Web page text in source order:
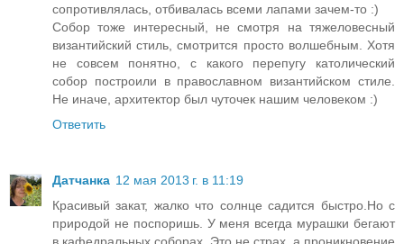
сопротивлялась, отбивалась всеми лапами зачем-то :)
Собор тоже интересный, не смотря на тяжеловесный
византийский стиль, смотрится просто волшебным. Хотя
не совсем понятно, с какого перепугу католический
собор построили в православном византийском стиле.
Не иначе, архитектор был чуточек нашим человеком :)
Ответить
Датчанка 12 мая 2013 г. в 11:19
Красивый закат, жалко что солнце садится быстро.Но с
природой не поспоришь. У меня всегда мурашки бегают